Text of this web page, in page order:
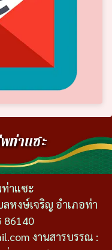
ท่าแซะ
าแซะ
หงษ์เจริญ อำเภอท่า
86140
งานสารบรรณ :